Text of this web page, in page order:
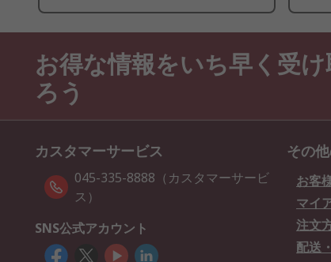
お得な情報をいち早く受け
ろう
カスタマーサービス
045-335-8888（カスタマーサービ
ス）
SNS公式アカウント
その
お客
マイ
注文
配送